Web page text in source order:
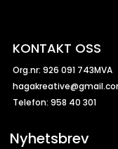
KONTAKT OSS
Org.nr: 926 091 743MVA
Telefon: 958 40 301
Nyhetsbrev